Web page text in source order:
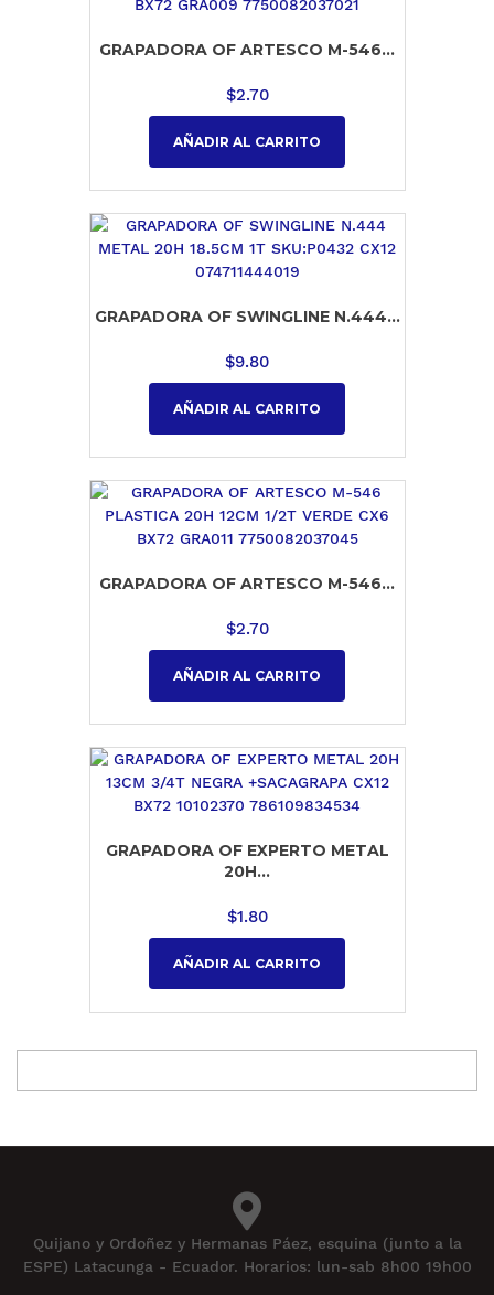
GRAPADORA OF ARTESCO M-546...
$2.70
AÑADIR AL CARRITO
GRAPADORA OF SWINGLINE N.444...
$9.80
AÑADIR AL CARRITO
GRAPADORA OF ARTESCO M-546...
$2.70
AÑADIR AL CARRITO
GRAPADORA OF EXPERTO METAL
20H...
$1.80
AÑADIR AL CARRITO
Quijano y Ordoñez y Hermanas Páez, esquina (junto a la
ESPE) Latacunga - Ecuador. Horarios: lun-sab 8h00 19h00